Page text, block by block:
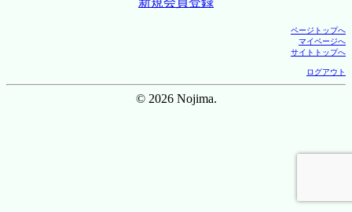
ページトップへ
マイページへ
サイトトップへ
ログアウト
© 2026 Nojima.